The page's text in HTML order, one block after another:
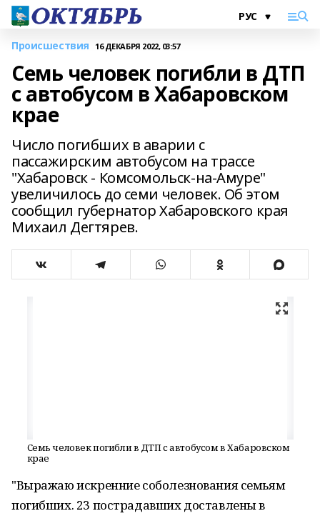
Происшествия 16 ДЕКАБРЯ 2022, 03:57
Семь человек погибли в ДТП
с автобусом в Хабаровском
крае
Число погибших в аварии с
пассажирским автобусом на трассе
"Хабаровск - Комсомольск-на-Амуре"
увеличилось до семи человек. Об этом
сообщил губернатор Хабаровского края
Михаил Дегтярев.
Семь человек погибли в ДТП с автобусом в Хабаровском
крае
"Выражаю искренние соболезнования семьям
погибших. 23 пострадавших доставлены в